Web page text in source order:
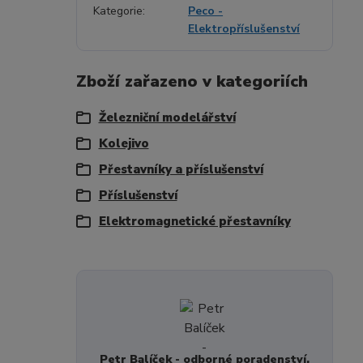
Kategorie
Peco -
Elektropříslušenství
Zboží zařazeno v kategoriích
Železniční modelářství
Kolejivo
Přestavníky a příslušenství
Příslušenství
Elektromagnetické přestavníky
Petr Balíček - odborné poradenství,